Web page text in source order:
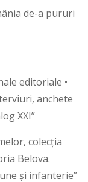
de-a pururi
editoriale •
anchete
XXI”
colecția
Belova.
și infanterie”